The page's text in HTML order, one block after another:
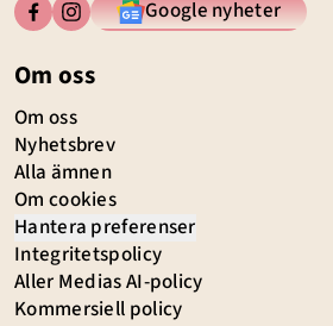
Google nyheter
Om oss
Om oss
Nyhetsbrev
Alla ämnen
Om cookies
Hantera preferenser
Integritetspolicy
Aller Medias AI-policy
Kommersiell policy